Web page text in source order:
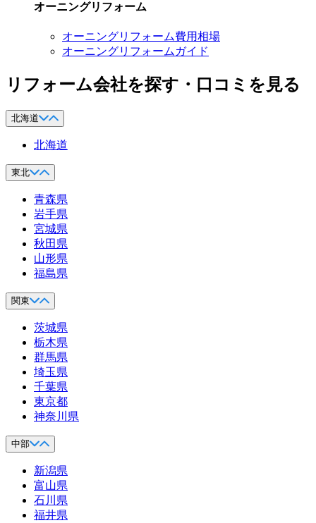
オーニングリフォーム
オーニングリフォーム費用相場
オーニングリフォームガイド
リフォーム会社を探す・口コミを見る
北海道
北海道
東北
青森県
岩手県
宮城県
秋田県
山形県
福島県
関東
茨城県
栃木県
群馬県
埼玉県
千葉県
東京都
神奈川県
中部
新潟県
富山県
石川県
福井県